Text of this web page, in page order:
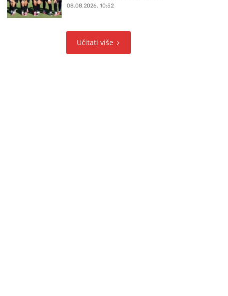
08.08.2026. 10:52
Učitati više